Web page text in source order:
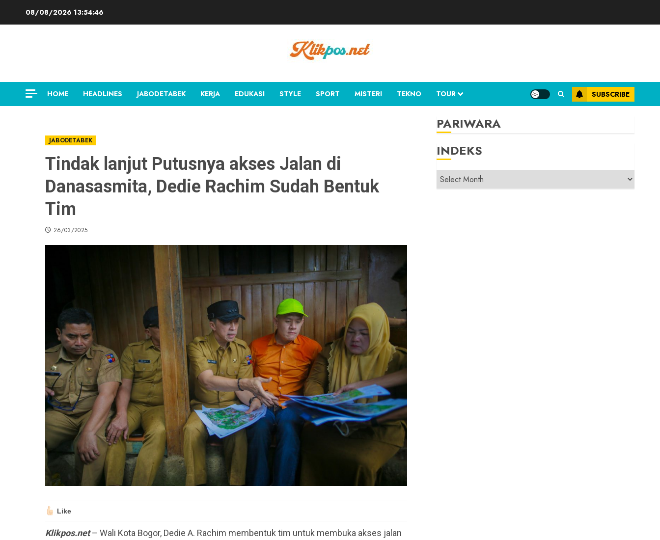
08/08/2026 13:54:47
HOME HEADLINES JABODETABEK KERJA EDUKASI STYLE SPORT MISTERI TEKNO TOUR SUBSCRIBE
JABODETABEK
Tindak lanjut Putusnya akses Jalan di
Danasasmita, Dedie Rachim Sudah Bentuk
Tim
26/03/2025
Like
Klikpos.net– Wali Kota Bogor, Dedie A. Rachim membentuk tim untuk membuka akses jalan
PARIWARA
INDEKS
INDEKS